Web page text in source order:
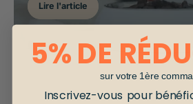
Lire l'article
5% DE
sur votre 1ère
Inscrivez-vous pour